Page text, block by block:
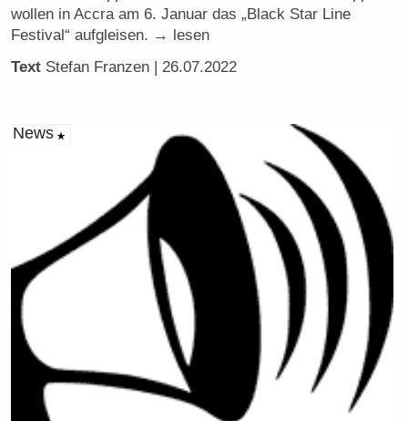
wollen in Accra am 6. Januar das „Black Star Line
Festival“ aufgleisen. → lesen
Text Stefan Franzen | 26.07.2022
News